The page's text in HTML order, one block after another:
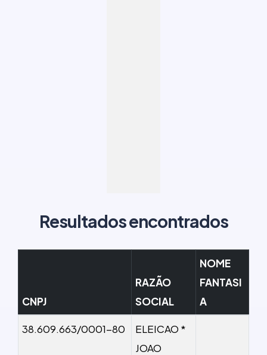
Resultados encontrados
CNPJ
RAZÃO
SOCIAL
NOME
FANTASI
A
38.609.663/0001-80
ELEICAO *
JOAO